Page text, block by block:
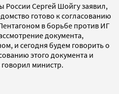
России Сергей Шойгу заявил,
готово к согласованию
в борьбе против ИГ
документа,
и сегодня будем говорить о
этого документа и
министр.